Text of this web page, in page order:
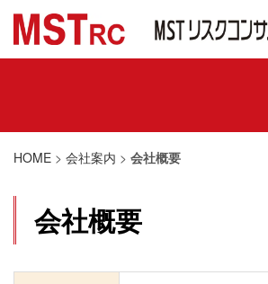
HOME > 会社案内 > 会社概要
会社概要